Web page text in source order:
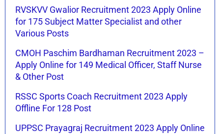
RVSKVV Gwalior Recruitment 2023 Apply Online
for 175 Subject Matter Specialist and other
Various Posts
CMOH Paschim Bardhaman Recruitment 2023 –
Apply Online for 149 Medical Officer, Staff Nurse
& Other Post
RSSC Sports Coach Recruitment 2023 Apply
Offline For 128 Post
UPPSC Prayagraj Recruitment 2023 Apply Online